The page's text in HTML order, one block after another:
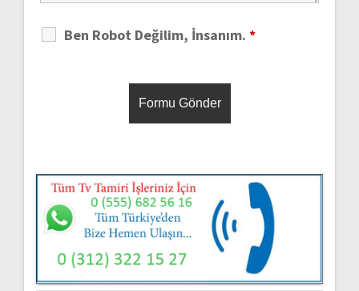
Ben Robot Değilim, İnsanım. *